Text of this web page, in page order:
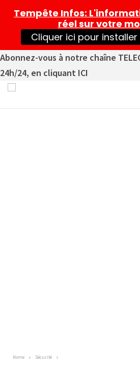
Abonnez-vous à notre chaîne
24h/24, en cliquant ICI
Home Sécurité
Tempête Infos:
réel sur votre
Cliquer ici pour